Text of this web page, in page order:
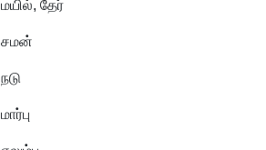
மயில், தேர்
சமன்
நடு
மார்பு